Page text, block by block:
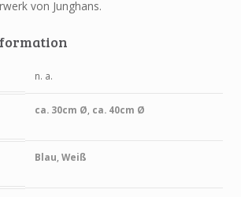
von Junghans.
n. a.
ca. 30cm Ø ca. 40cm Ø
Blau Weiß